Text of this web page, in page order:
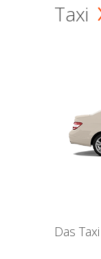
Taxi
Das Taxi